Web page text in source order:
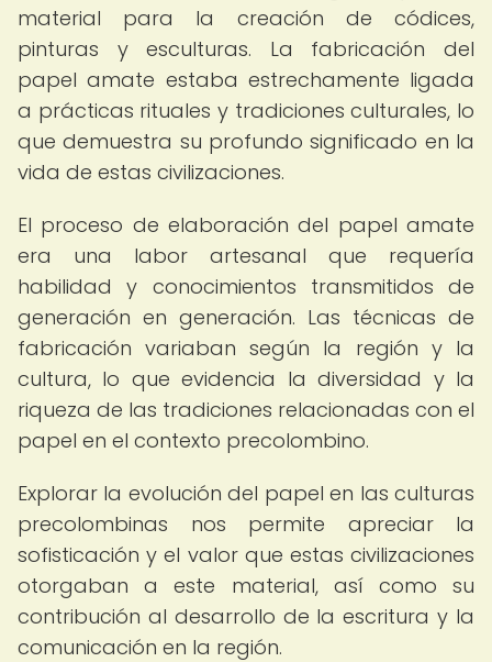
material para la creación de códices,
pinturas y esculturas. La fabricación del
papel amate estaba estrechamente ligada
a prácticas rituales y tradiciones culturales, lo
que demuestra su profundo significado en la
vida de estas civilizaciones.
El proceso de elaboración del papel amate
era una labor artesanal que requería
habilidad y conocimientos transmitidos de
generación en generación. Las técnicas de
fabricación variaban según la región y la
cultura, lo que evidencia la diversidad y la
riqueza de las tradiciones relacionadas con el
papel en el contexto precolombino.
Explorar la evolución del papel en las culturas
precolombinas nos permite apreciar la
sofisticación y el valor que estas civilizaciones
otorgaban a este material, así como su
contribución al desarrollo de la escritura y la
comunicación en la región.